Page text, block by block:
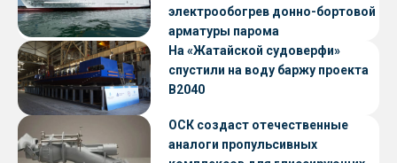
электрообогрев донно-бортовой
арматуры парома
«Петропавловск» проекта CNF22
На «Жатайской судоверфи»
спустили на воду баржу проекта
В2040
ОСК создаст отечественные
аналоги пропульсивных